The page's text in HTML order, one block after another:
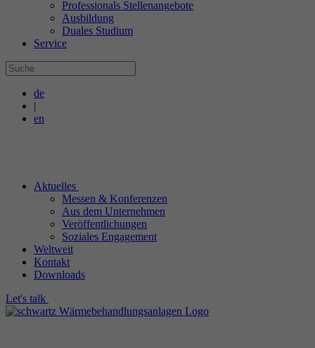
Professionals Stellenangebote
Ausbildung
Duales Studium
Service
de
|
en
Aktuelles
Messen & Konferenzen
Aus dem Unternehmen
Veröffentlichungen
Soziales Engagement
Weltweit
Kontakt
Downloads
Let's talk